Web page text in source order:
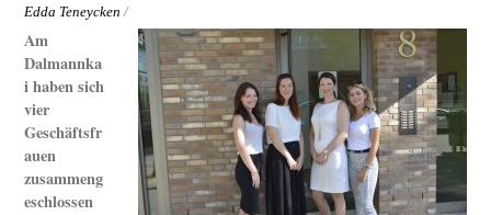
Edda Teneycken /
Am
Dalmannka
i haben sich
vier
Geschäftsfr
auen
zusammeng
eschlossen